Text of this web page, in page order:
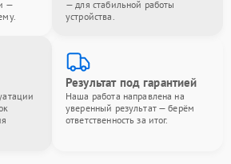
—
— для стабильной работы
устройства.
Результат под гарантией
Наша работа направлена на
уверенный результат — берём
ответственность за итог.